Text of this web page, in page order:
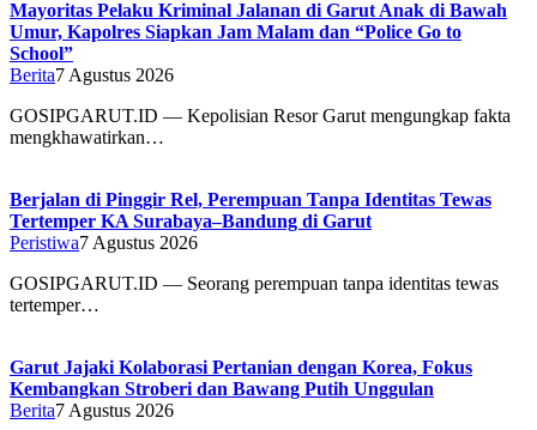
Mayoritas Pelaku Kriminal Jalanan di Garut Anak di Bawah
Umur, Kapolres Siapkan Jam Malam dan “Police Go to
School”
Berita7 Agustus 2026
GOSIPGARUT.ID — Kepolisian Resor Garut mengungkap fakta
mengkhawatirkan…
Berjalan di Pinggir Rel, Perempuan Tanpa Identitas Tewas
Tertemper KA Surabaya–Bandung di Garut
Peristiwa7 Agustus 2026
GOSIPGARUT.ID — Seorang perempuan tanpa identitas tewas
tertemper…
Garut Jajaki Kolaborasi Pertanian dengan Korea, Fokus
Kembangkan Stroberi dan Bawang Putih Unggulan
Berita7 Agustus 2026